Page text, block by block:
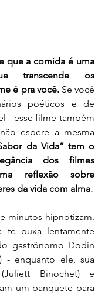
que a comida é uma
transcende os
é pra você. Se você
poéticos e de
- esse filme também
espere a mesma
da Vida” tem o
dos filmes
reflexão sobre
da vida com alma.
minutos hipnotizam.
te puxa lentamente
gastrônomo Dodin
- enquanto ele, sua
Binochet) e
um banquete para